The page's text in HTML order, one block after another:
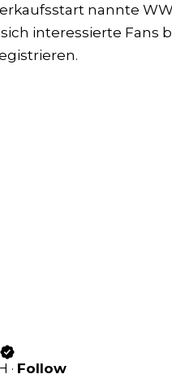
nannte
interessierte Fans
· Follow